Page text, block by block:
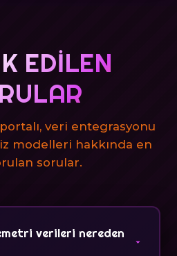
EDILEN
veri entegrasyonu
modelleri hakkında en
sorular.
verileri nereden